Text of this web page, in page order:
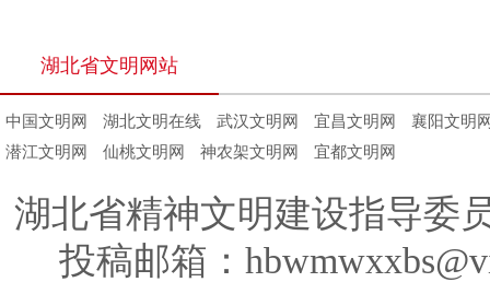
湖北省文明网站
中国文明网 湖北文明在线 武汉文明网 宜昌文明网
襄阳文明
潜江文明网
仙桃文明网 神农架文明网 宜都文明网
湖北省精神文明建设指导
投稿邮箱：